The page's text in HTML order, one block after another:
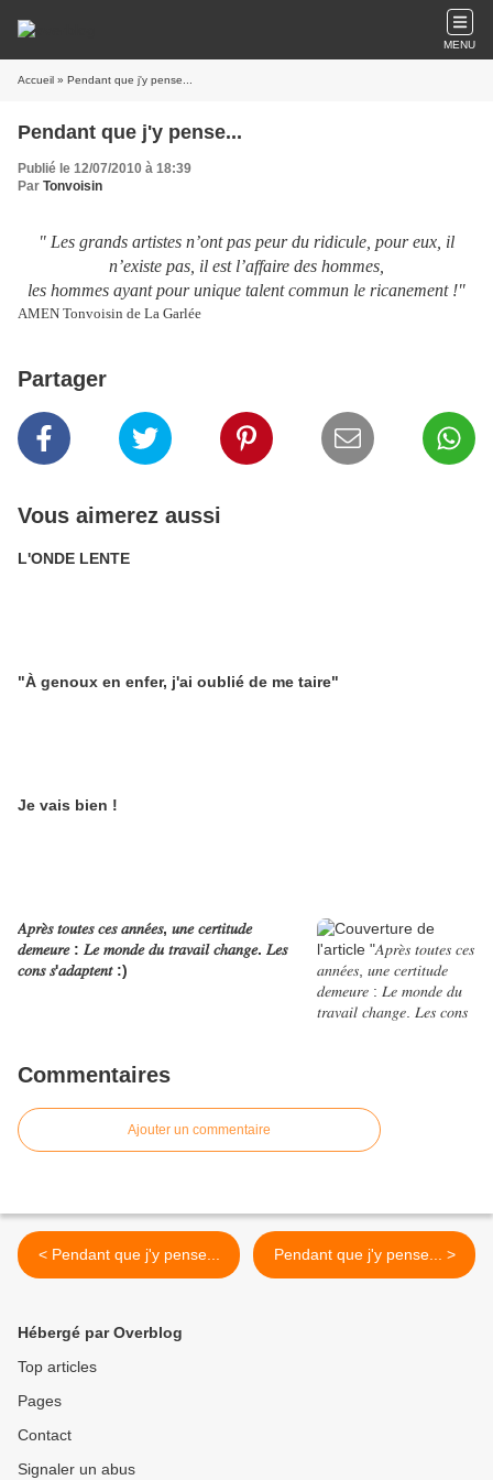
MENU
Accueil » Pendant que j'y pense...
Pendant que j'y pense...
Publié le 12/07/2010 à 18:39
Par Tonvoisin
" Les grands artistes n’ont pas peur du ridicule, pour eux, il
n’existe pas, il est l’affaire des hommes,
les hommes ayant pour unique talent commun le ricanement !"
AMEN Tonvoisin de La Garlée
Partager
Vous aimerez aussi
L'ONDE LENTE
"À genoux en enfer, j'ai oublié de me taire"
Je vais bien !
𝐴𝑝𝑟𝑒̀𝑠 𝑡𝑜𝑢𝑡𝑒𝑠 𝑐𝑒𝑠 𝑎𝑛𝑛𝑒́𝑒𝑠, 𝑢𝑛𝑒 𝑐𝑒𝑟𝑡𝑖𝑡𝑢𝑑𝑒
𝑑𝑒𝑚𝑒𝑢𝑟𝑒 : 𝐿𝑒 𝑚𝑜𝑛𝑑𝑒 𝑑𝑢 𝑡𝑟𝑎𝑣𝑎𝑖𝑙 𝑐ℎ𝑎𝑛𝑔𝑒. 𝐿𝑒𝑠
𝑐𝑜𝑛𝑠 𝑠'𝑎𝑑𝑎𝑝𝑡𝑒𝑛𝑡 :)
Commentaires
Ajouter un commentaire
< Pendant que j'y pense... Pendant que j'y pense... >
Hébergé par Overblog
Top articles
Pages
Contact
Signaler un abus